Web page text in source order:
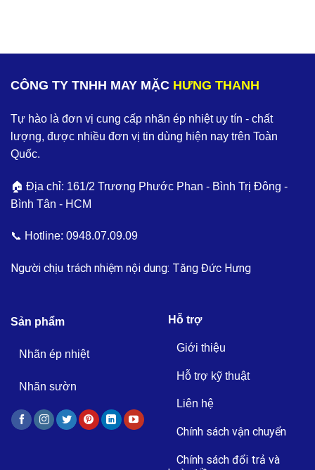
CÔNG TY TNHH MAY MẶC HƯNG THANH
Tự hào là đơn vị cung cấp nhãn ép nhiệt uy tín - chất
lượng, được nhiều đơn vị tin dùng hiện nay trên Toàn
Quốc.
🏠 Địa chỉ: 161/2 Trương Phước Phan - Bình Trị Đông -
Bình Tân - HCM
📞 Hotline: 0948.07.09.09
Người chịu trách nhiệm nội dung: Tăng Đức Hưng
Sản phẩm
Nhãn ép nhiệt
Nhãn sườn
Hỗ trợ
Giới thiệu
Hỗ trợ kỹ thuật
Liên hệ
Chính sách vận chuyển
Chính sách đổi trả và